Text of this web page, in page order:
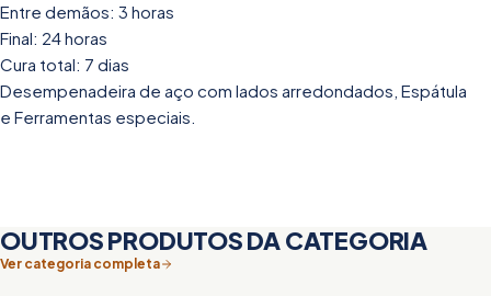
Entre demãos: 3 horas
Final: 24 horas
Cura total: 7 dias
Desempenadeira de aço com lados arredondados, Espátula
e Ferramentas especiais.
OUTROS PRODUTOS DA CATEGORIA
Ver categoria completa